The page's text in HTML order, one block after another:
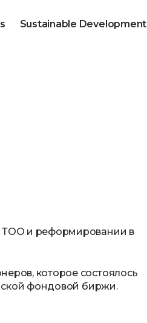
Sustainable Development
ТОО и реформировании в
которое состоялось
фондовой биржи.